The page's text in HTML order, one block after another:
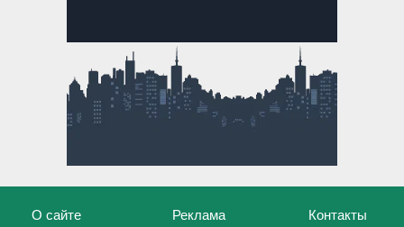
О сайте Реклама Контакты